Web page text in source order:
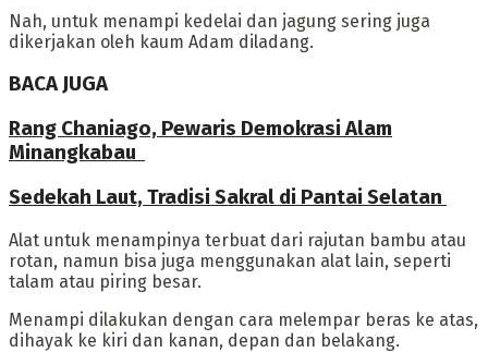
Nah, untuk menampi kedelai dan jagung sering juga
dikerjakan oleh kaum Adam diladang.
BACA JUGA
Rang Chaniago, Pewaris Demokrasi Alam
Minangkabau ‎
Sedekah Laut, Tradisi Sakral di Pantai Selatan
‎Alat untuk menampinya terbuat dari rajutan bambu atau
rotan, namun bisa juga menggunakan alat lain, seperti
talam atau piring besar.
‎Menampi dilakukan dengan cara melempar beras ke atas,
dihayak ke kiri dan kanan, depan dan belakang.